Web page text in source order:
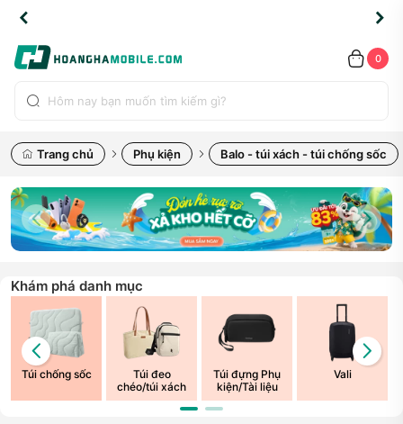
0
Trang chủ Phụ kiện Balo - túi xách - túi chống sốc
Khám phá danh mục
Túi chống sốc
Túi đeo
chéo/túi xách
Túi đựng Phụ
kiện/Tài liệu
Vali